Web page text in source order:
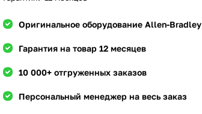
Оригинальное оборудование Allen-Bradley
Гарантия на товар 12 месяцев
10 000+ отгруженных заказов
Персональный менеджер на весь заказ